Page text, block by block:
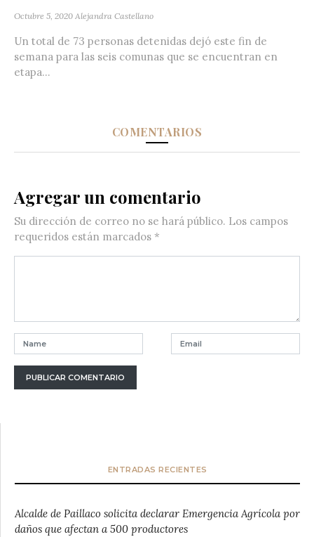
Octubre 5, 2020 Alejandra Castellano
Un total de 73 personas detenidas dejó este fin de
semana para las seis comunas que se encuentran en
etapa...
COMENTARIOS
Agregar un comentario
Su dirección de correo no se hará público. Los campos
requeridos están marcados *
ENTRADAS RECIENTES
Alcalde de Paillaco solicita declarar Emergencia Agrícola por
daños que afectan a 500 productores